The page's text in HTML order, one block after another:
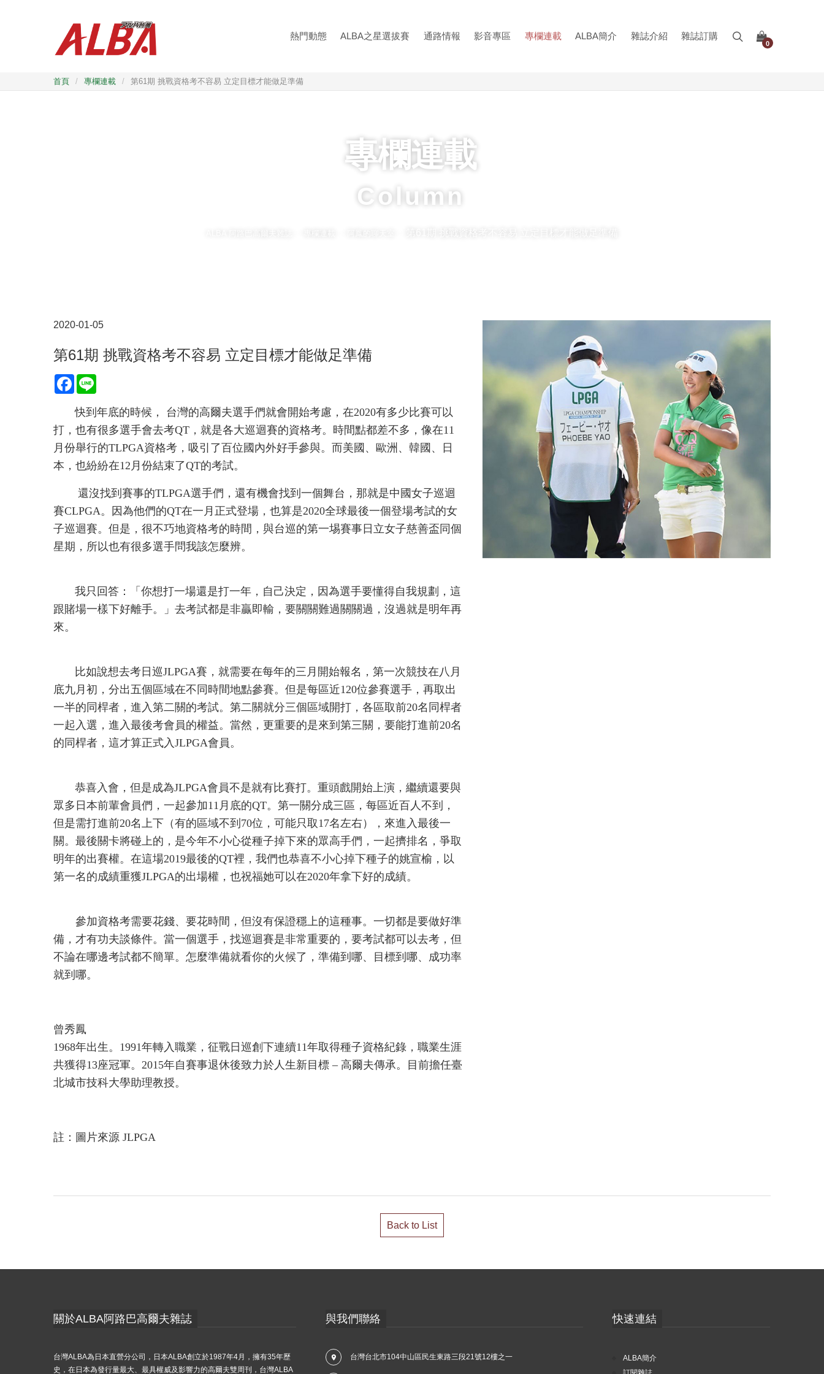
熱門動態 ALBA之星選拔賽 通路情報 影音專區 專欄連載 ALBA簡介 雜誌介紹 雜誌訂購
0
首頁 / 專欄連載 / 第61期 挑戰資格考不容易 立定目標才能做足準備
專欄連載
Column
2020-01-05
第61期 挑戰資格考不容易 立定目標才能做足準備
Facebook
快到年底的時候， 台灣的高爾夫選手們就會開始考慮，在2020有多少比賽可以
打，也有很多選手會去考QT，就是各大巡迴賽的資格考。時間點都差不多，像在11
月份舉行的TLPGA資格考，吸引了百位國內外好手參與。而美國、歐洲、韓國、日
本，也紛紛在12月份結束了QT的考試。
還沒找到賽事的TLPGA選手們，還有機會找到一個舞台，那就是中國女子巡迴
賽CLPGA。因為他們的QT在一月正式登場，也算是2020全球最後一個登場考試的女
子巡迴賽。但是，很不巧地資格考的時間，與台巡的第一埸賽事日立女子慈善盃同個
星期，所以也有很多選手問我該怎麼辨。
我只回答：「你想打一場還是打一年，自己決定，因為選手要懂得自我規劃，這
跟賭場一樣下好離手。」去考試都是非贏即輸，要關關難過關關過，沒過就是明年再
來。
比如說想去考日巡JLPGA賽，就需要在每年的三月開始報名，第一次競技在八月
底九月初，分出五個區域在不同時間地點參賽。但是每區近120位參賽選手，再取出
一半的同桿者，進入第二關的考試。第二關就分三個區域開打，各區取前20名同桿者
一起入選，進入最後考會員的權益。當然，更重要的是來到第三關，要能打進前20名
的同桿者，這才算正式入JLPGA會員。
恭喜入會，但是成為JLPGA會員不是就有比賽打。重頭戲開始上演，繼續還要與
眾多日本前輩會員們，一起參加11月底的QT。第一關分成三區，每區近百人不到，
但是需打進前20名上下（有的區域不到70位，可能只取17名左右），來進入最後一
關。最後關卡將碰上的，是今年不小心從種子掉下來的眾高手們，一起擠排名，爭取
明年的出賽權。在這場2019最後的QT裡，我們也恭喜不小心掉下種子的姚宣榆，以
第一名的成績重獲JLPGA的出場權，也祝福她可以在2020年拿下好的成績。
參加資格考需要花錢、要花時間，但沒有保證穩上的這種事。一切都是要做好準
備，才有功夫談條件。當一個選手，找巡迴賽是非常重要的，要考試都可以去考，但
不論在哪邊考試都不簡單。怎麼準備就看你的火候了，準備到哪、目標到哪、成功率
就到哪。
曾秀鳳
1968年出生。1991年轉入職業，征戰日巡創下連續11年取得種子資格紀錄，職業生涯
共獲得13座冠軍。2015年自賽事退休後致力於人生新目標 – 高爾夫傳承。目前擔任臺
北城市技科大學助理教授。
註：圖片來源 JLPGA
Back to List
關於ALBA阿路巴高爾夫雜誌
台灣ALBA為日本直營分公司，日本ALBA創立於1987年4月，擁有35年歷
史，在日本為發行量最大、最具權威及影響力的高爾夫雙周刊，台灣ALBA
與我們聯絡
台灣台北市104中山區民生東路三段21號12樓之一
快速連結
ALBA簡介